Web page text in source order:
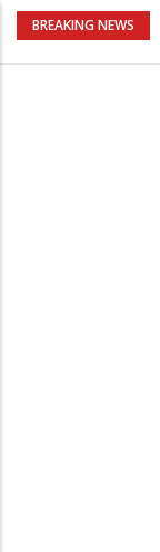
BREAKING NEWS